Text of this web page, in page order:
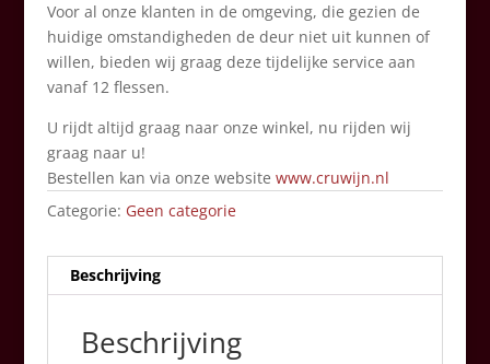
Voor al onze klanten in de omgeving, die gezien de
huidige omstandigheden de deur niet uit kunnen of
willen, bieden wij graag deze tijdelijke service aan
vanaf 12 flessen.
U rijdt altijd graag naar onze winkel, nu rijden wij
graag naar u!
Bestellen kan via onze website www.cruwijn.nl
Categorie: Geen categorie
Beschrijving
Beschrijving